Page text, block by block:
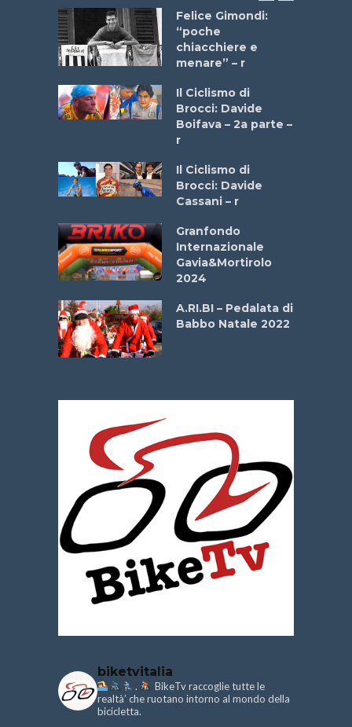
Felice Gimondi:
“poche
chiacchiere e
menare” – r
Il Ciclismo di
Brocci: Davide
Boifava – 2a parte –
r
Il Ciclismo di
Brocci: Davide
Cassani – r
Granfondo
Internazionale
Gavia&Mortirolo
2024
A.RI.BI – Pedalata di
Babbo Natale 2022
biketvitalia
.
BikeTv raccoglie tutte le
realtà’ che ruotano intorno al mondo della
bicicletta.